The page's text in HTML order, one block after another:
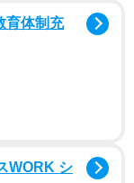
育体制充
WORK シ